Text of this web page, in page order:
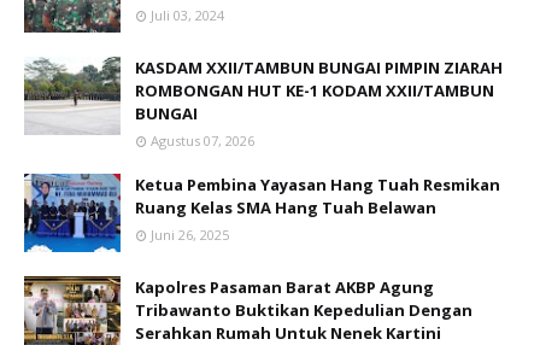
Juli 03, 2024
KASDAM XXII/TAMBUN BUNGAI PIMPIN ZIARAH
ROMBONGAN HUT KE-1 KODAM XXII/TAMBUN
BUNGAI
Agustus 07, 2026
Ketua Pembina Yayasan Hang Tuah Resmikan
Ruang Kelas SMA Hang Tuah Belawan
Juni 26, 2025
Kapolres Pasaman Barat AKBP Agung
Tribawanto Buktikan Kepedulian Dengan
Serahkan Rumah Untuk Nenek Kartini